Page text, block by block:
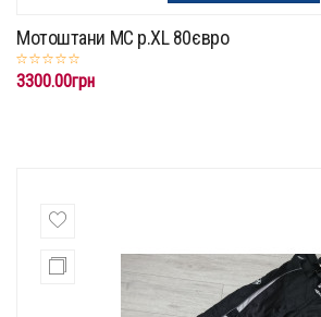
Мотоштани MC p.XL 80євро
3300.00грн